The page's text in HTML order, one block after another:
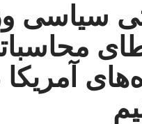
سیاسی
آمریکا